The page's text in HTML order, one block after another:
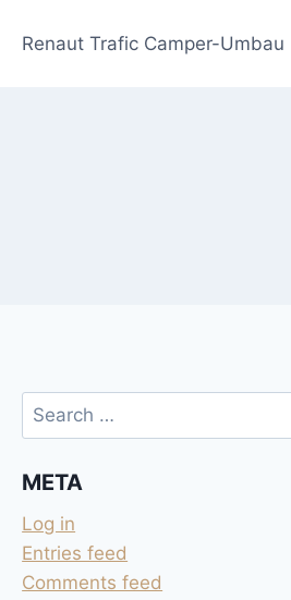
Renaut Trafic Camper-Umbau
Search
for:
META
Log in
Entries feed
Comments feed